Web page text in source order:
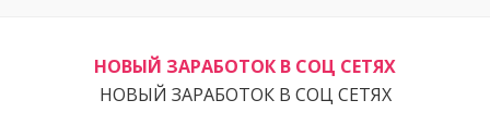
НОВЫЙ ЗАРАБОТОК В СОЦ СЕТЯХ
НОВЫЙ ЗАРАБОТОК В СОЦ СЕТЯХ